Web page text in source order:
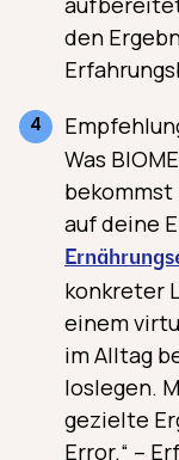
den
Was
auf deine
konkreter
einem
im Alltag
loslegen.
gezielte
Error.“ –